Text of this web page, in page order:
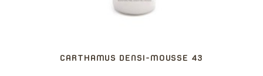
CARTHAMUS DENSI-MOUSSE 43